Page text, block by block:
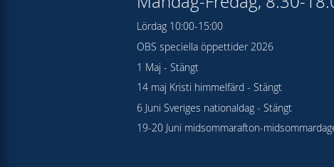
Lördag 10:00-15:00
OBS speciella öppettider 2026
1 Maj - Stängt
14 maj Kristi himmelfärd - Stängt
6 Juni Sveriges nationaldag - Stängt
19-20 Juni midsommarafton-